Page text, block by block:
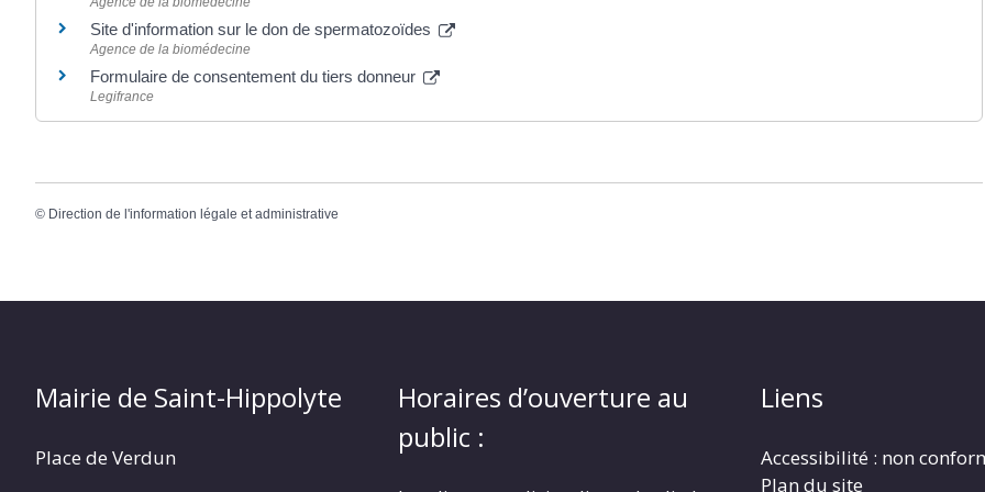
Site d'information sur le don de spermatozoïdes
Agence de la biomédecine
Formulaire de consentement du tiers donneur
Legifrance
© Direction de l'information légale et administrative
Mairie de Saint-Hippolyte
Place de Verdun
Horaires d’ouverture au
public :
Liens
Accessibilité : non
Plan du site